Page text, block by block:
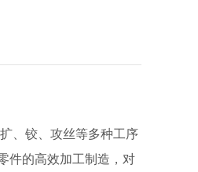
、铰、攻丝等多种工序
零件的高效加工制造，对